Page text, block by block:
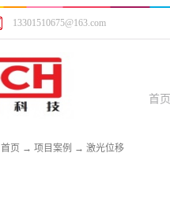
13301510675@163.com
首页
首页 → 项目案例 → 激光位移